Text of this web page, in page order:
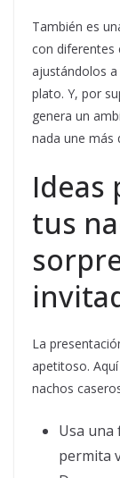
También es
con diferentes
ajustándolos a
plato. Y, por
genera un
nada une más
Ideas
tus
La
apetitoso.
nachos
Usa una
permita